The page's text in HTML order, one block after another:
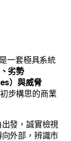
一套極具系統
劣勢
）與威脅
步構思的商業
發，誠實檢視
外部，辨識市